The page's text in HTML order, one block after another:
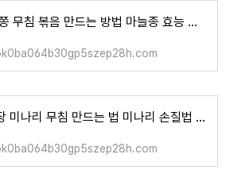
마늘 쫑 무침 볶음 만드는 방법 마늘종 효능 간단한 밑반찬 레시피
고추장 미나리 무침 만드는 법 미나리 손질법 그리고 효능까지